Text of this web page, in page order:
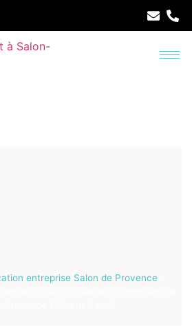
entreprise Salon de Provence»